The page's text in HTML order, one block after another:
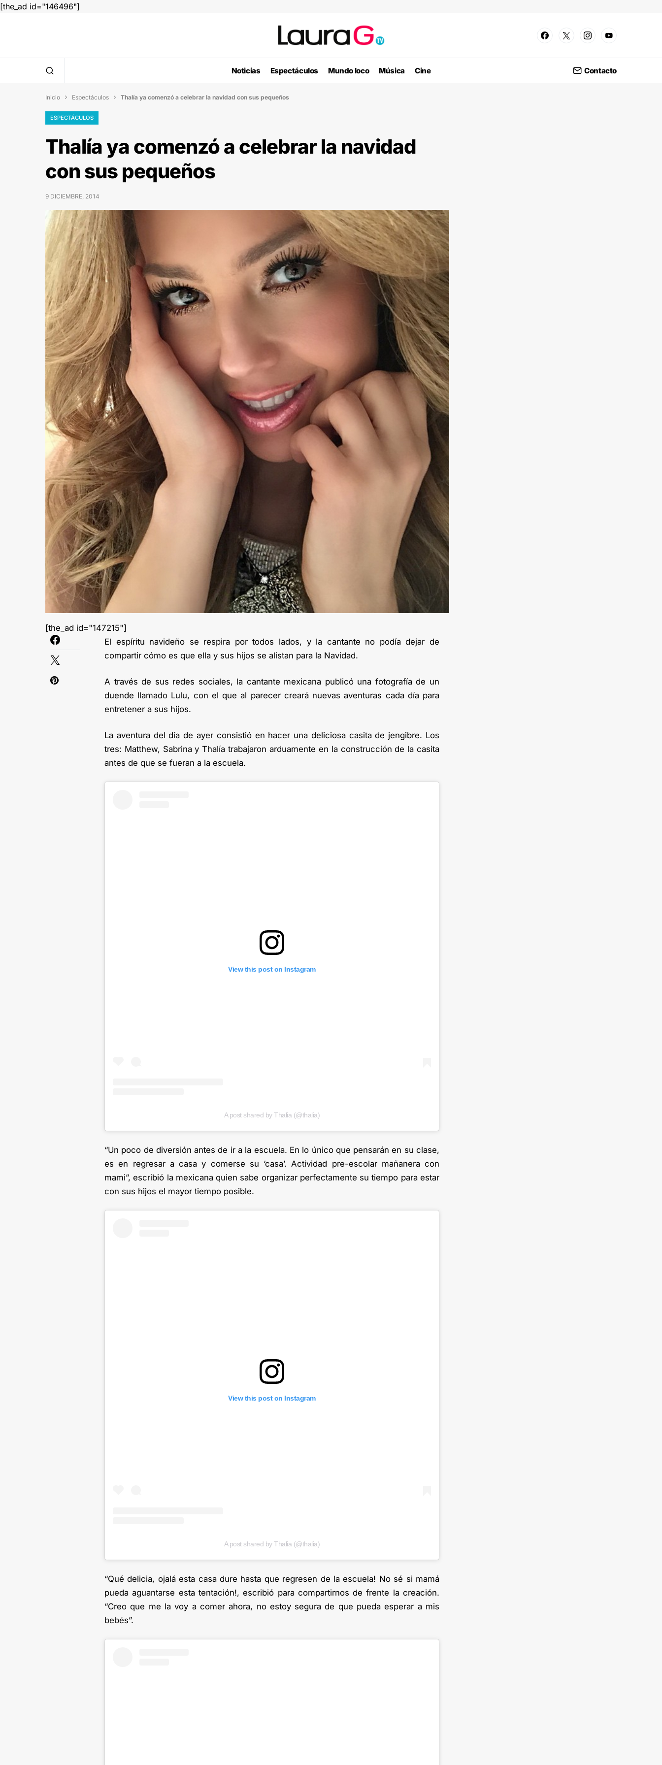
[the_ad id="146496"]
Noticias Espectáculos Mundo loco Música Cine Contacto
Inicio  Espectáculos  Thalía ya comenzó a celebrar la navidad con sus pequeños
ESPECTÁCULOS
Thalía ya comenzó a celebrar la navidad
con sus pequeños
9 DICIEMBRE, 2014
[the_ad id="147215"]
El espíritu navideño se respira por todos lados, y la cantante no podía dejar de
compartir cómo es que ella y sus hijos se alistan para la Navidad.
A través de sus redes sociales, la cantante mexicana publicó una fotografía de un
duende llamado Lulu, con el que al parecer creará nuevas aventuras cada día para
entretener a sus hijos.
La aventura del día de ayer consistió en hacer una deliciosa casita de jengibre. Los
tres: Matthew, Sabrina y Thalía trabajaron arduamente en la construcción de la casita
antes de que se fueran a la escuela.
View this post on Instagram
A post shared by Thalia (@thalia)
“Un poco de diversión antes de ir a la escuela. En lo único que pensarán en su clase,
es en regresar a casa y comerse su ‘casa’. Actividad pre-escolar mañanera con
mami”, escribió la mexicana quien sabe organizar perfectamente su tiempo para estar
con sus hijos el mayor tiempo posible.
View this post on Instagram
A post shared by Thalia (@thalia)
“Qué delicia, ojalá esta casa dure hasta que regresen de la escuela! No sé si mamá
pueda aguantarse esta tentación!, escribió para compartirnos de frente la creación.
“Creo que me la voy a comer ahora, no estoy segura de que pueda esperar a mis
bebés”.